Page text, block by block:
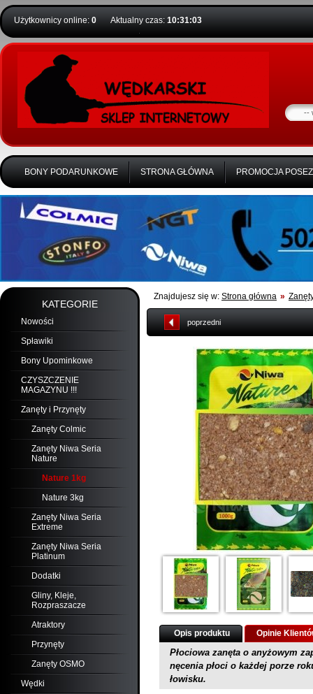
Użytkownicy online: 0 Aktualny czas: 10:31:03
BONY PODARUNKOWE STRONA GŁÓWNA PROMOCJA
KATEGORIE
Nowości
Spławiki
Bony Upominkowe
CZYSZCZENIE
MAGAZYNU !!!
Zanęty i Przynęty
Zanęty Colmic
Zanęty Niwa Seria
Nature
Nature 1kg
Nature 3kg
Zanęty Niwa Seria
Extreme
Zanęty Niwa Seria
Platinum
Dodatki
Gliny, Kleje,
Rozpraszacze
Atraktory
Przynęty
Zanęty OSMO
Wędki
Znajdujesz się w: Strona główna »
poprzedni
Opis produktu Opinie
Płociowa zanęta o anyżowym
nęcenia płoci o każdej porze
łowisku.